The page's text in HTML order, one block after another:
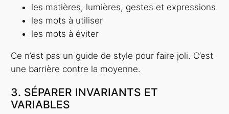
les matières, lumières, gestes et expressions
les mots à utiliser
les mots à éviter
Ce n’est pas un guide de style pour faire joli. C’est
une barrière contre la moyenne.
3. SÉPARER INVARIANTS ET
VARIABLES